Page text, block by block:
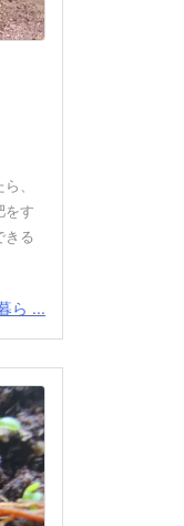
、
をす
きる
ら ...